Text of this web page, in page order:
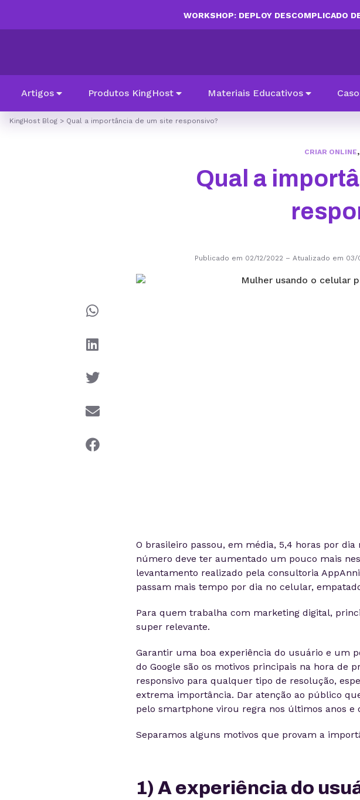
WORKSHOP: DEPLOY DESCOMPLICADO
Artigos Produtos KingHost Materiais Educativos
KingHost Blog > Qual a importância de um site responsivo?
CRIAR ONLINE,
Qual a
Publicado em 02/12/2022 – Atualizado em 03/
O brasileiro passou, em média, 5,4 horas por
número deve ter aumentado um pouco mais
levantamento realizado pela consultoria
passam mais tempo por dia no celular,
Para quem trabalha com marketing digital,
super relevante.
Garantir uma boa experiência do usuário e um
do Google são os motivos principais na hora de
responsivo para qualquer tipo de resolução,
extrema importância. Dar atenção ao público
pelo smartphone virou regra nos últimos anos e
Separamos alguns motivos que provam a
1) A experiência do